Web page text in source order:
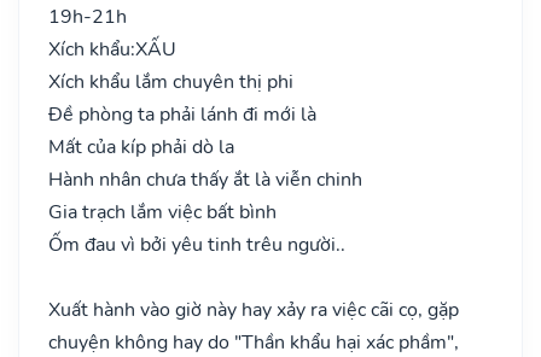
19h-21h
Xích khẩu:XẤU
Xích khẩu lắm chuyên thị phi
Đề phòng ta phải lánh đi mới là
Mất của kíp phải dò la
Hành nhân chưa thấy ắt là viễn chinh
Gia trạch lắm việc bất bình
Ốm đau vì bởi yêu tinh trêu người..
Xuất hành vào giờ này hay xảy ra việc cãi cọ, gặp
chuyện không hay do "Thần khẩu hại xác phầm",